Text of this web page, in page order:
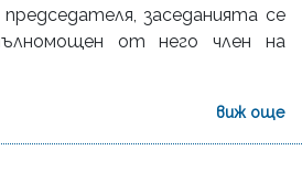
заседанията се
от него член на
виж още